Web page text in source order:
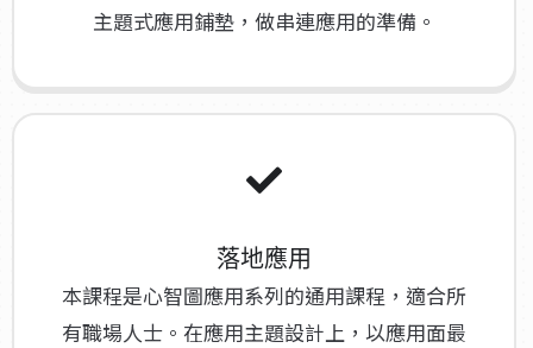
主題式應用鋪墊，做串連應用的準備。
落地應用
本課程是心智圖應用系列的通用課程，適合所
有職場人士。在應用主題設計上，以應用面最